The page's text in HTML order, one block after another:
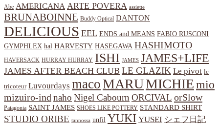
Abe AMERICANA ARTE POVERA assiette
BRUNABOINNE Buddy Optical DANTON
DELICIOUS EEL ENDS and MEANS FABIO RUSCONI
GYMPHLEX hal HARVESTY HASEGAWA HASHIMOTO
HAVERSACK HURRAY HURRAY ISHI JAMES JAMES+LIFE
JAMES AFTER BEACH CLUB LE GLAZIK Le pivot le
tricoteur Luvourdays macoMARUMICHIEmio
mizuiro-ind naho Nigel Cabourn ORCIVAL orSlow
Patagonia SAINT JAMES SHOES LIKE POTTERY STANDARD SHIRT
STUDIO ORIBE tannossa unfil YUKI YUSEI シェフ日記